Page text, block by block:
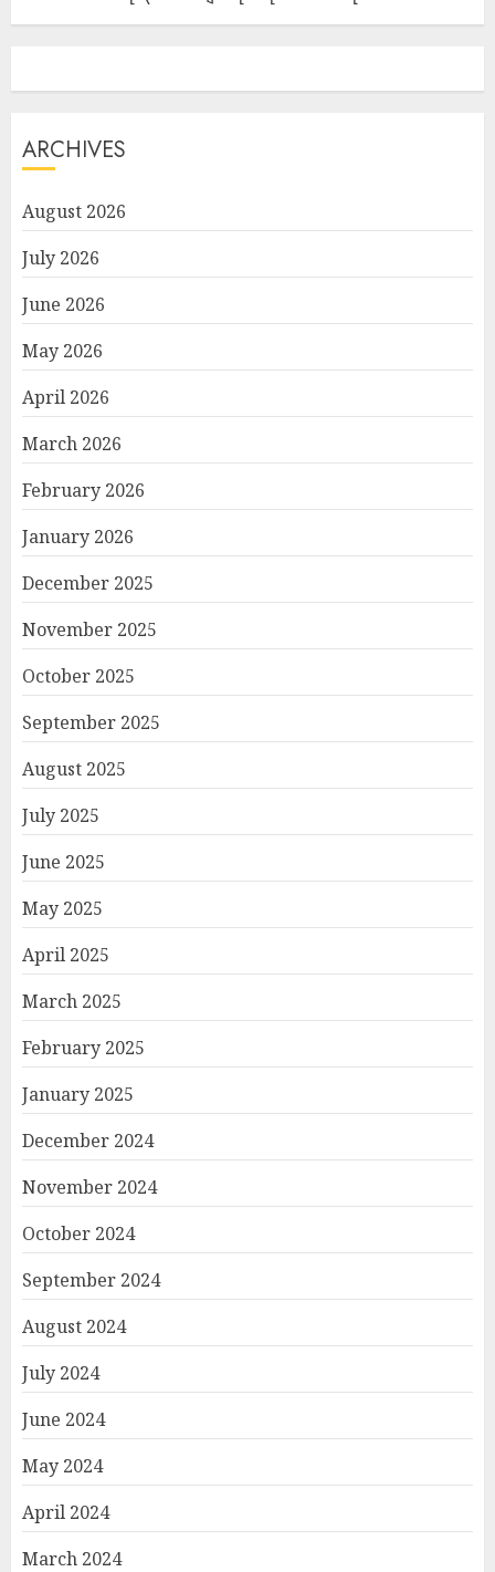
ARCHIVES
August 2026
July 2026
June 2026
May 2026
April 2026
March 2026
February 2026
January 2026
December 2025
November 2025
October 2025
September 2025
August 2025
July 2025
June 2025
May 2025
April 2025
March 2025
February 2025
January 2025
December 2024
November 2024
October 2024
September 2024
August 2024
July 2024
June 2024
May 2024
April 2024
March 2024